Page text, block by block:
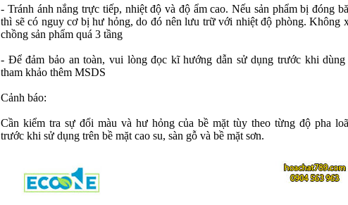
- Tránh ánh nắng trực tiếp, nhiệt độ và độ ẩm cao. Nếu sản phẩm bị đóng
thì sẽ có nguy cơ bị hư hỏng, do đó nên lưu trữ với nhiệt độ phòng. Không
chồng sản phẩm quá 3 tầng
- Để đảm bảo an toàn, vui lòng đọc kĩ hướng dẫn sử dụng trước khi dùng
tham khảo thêm MSDS
Cảnh báo:
Cần kiểm tra sự đổi màu và hư hỏng của bề mặt tùy theo từng độ pha
trước khi sử dụng trên bề mặt cao su, sàn gỗ và bề mặt sơn.